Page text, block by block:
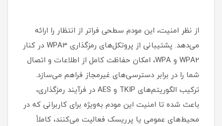
از نظر امنیت، این مودم سطحی فراتر از انتظار را ارائه
می‌دهد. پشتیبانی از پروتکل‌های رمزگذاری WPA3 در کنار
WPA2 و WPA، امکان حفاظت کامل از اطلاعات و اتصال
شما را در برابر دسترسی‌های غیرمجاز فراهم می‌سازد.
ترکیب الگوریتم‌های TKIP و AES در فرآیند رمزگذاری،
باعث شده تا امنیت این مودم به‌ویژه برای کاربرانی که در
محیط‌های عمومی یا پرریسک فعالیت می‌کنند، کاملاً